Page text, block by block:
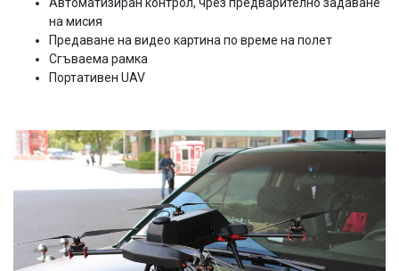
на мисия
Предаване на видео картина по време на полет
Сгъваема рамка
Портативен UAV